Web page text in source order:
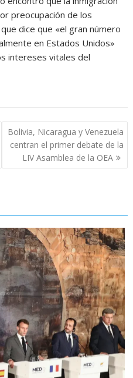
preocupación de los
dice que «el gran número
en Estados Unidos»
intereses vitales del
Bolivia, Nicaragua y Venezuela
centran el primer debate de la
LIV Asamblea de la OEA